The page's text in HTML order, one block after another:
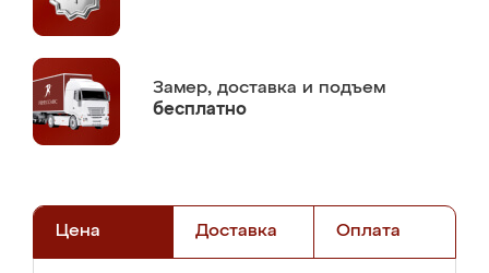
Замер, доставка и подъем
бесплатно
Цена Доставка Оплата